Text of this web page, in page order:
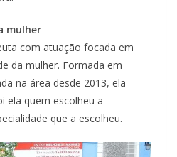
mulher
com atuação focada em
da mulher. Formada em
na área desde 2013, ela
ela quem escolheu a
que a escolheu.